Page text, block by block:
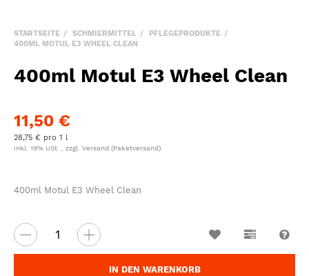
STARTSEITE SCHMIERMITTEL
PFLEGEPRODUKTE
400ML MOTUL E3 WHEEL CLEAN
400ml Motul E3 Wheel Clean
11,50 €
28,75 € pro 1 l
inkl. 19% USt. , zzgl. Versand (Paketversand)
400ml Motul E3 Wheel Clean
IN DEN WARENKORB
Wunschzettel